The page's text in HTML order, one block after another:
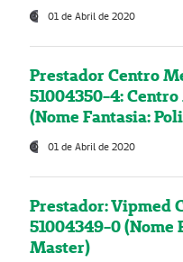
01 de Abril de 2020
Prestador Centro
51004350-4:
(Nome Fantasia:
01 de Abril de 2020
Prestador: Vipmed
51004349-0 (Nome
Master)